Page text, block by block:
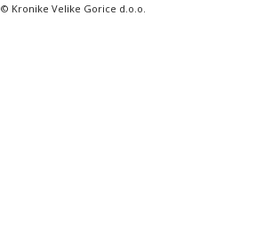
© Kronike Velike Gorice d.o.o.